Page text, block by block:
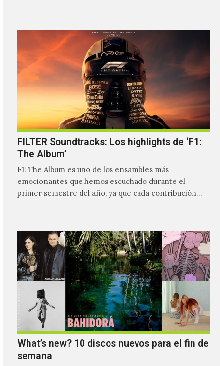
FILTER Soundtracks: Los highlights de ‘F1:
The Album’
F1: The Album es uno de los ensambles más
emocionantes que hemos escuchado durante el
primer semestre del año, ya que cada contribución
What’s new? 10 discos nuevos para el fin de
semana